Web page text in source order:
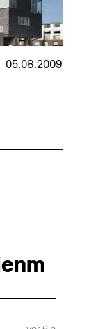
05.08.2009